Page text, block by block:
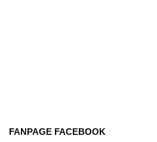
FANPAGE FACEBOOK